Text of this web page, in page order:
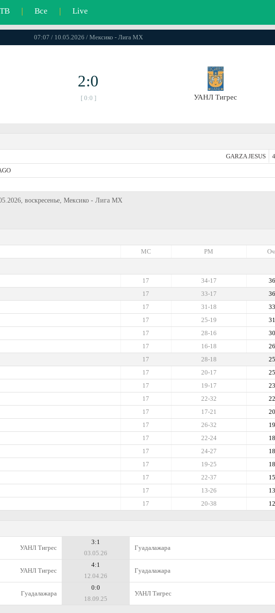
| Все | Live
07:07 / 10.05.2026 / Мексико - Лига МХ
2:0
[ 0:0 ] УАНЛ Тигрес
GARZA JESUS
воскресенье, Мексико - Лига МХ
РМ
МС
36
34-17
17
36
33-17
17
33
31-18
17
31
25-19
17
30
28-16
17
26
16-18
17
25
28-18
17
25
20-17
17
23
19-17
17
22
22-32
17
20
17-21
17
19
26-32
17
18
22-24
17
18
24-27
17
18
19-25
17
15
22-37
17
13
13-26
17
12
20-38
17
УАНЛ Тигрес
3:1
03.05.26
Гуадалажара
УАНЛ Тигрес
4:1
12.04.26
Гуадалажара
Гуадалажара
0:0
18.09.25
УАНЛ Тигрес